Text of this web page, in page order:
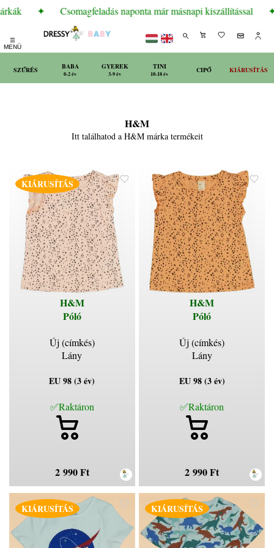
✦ Csomagfeladás naponta már másnapi kiszállítással ✦
☰
MENÜ
SZŰRÉS BABA
0-2 év
GYEREK
3-9 év
TINI
10-18 év CIPŐ KIÁRUSÍTÁS
H&M
Itt találhatod a H&M márka termékeit
KIÁRUSÍTÁS
H&M
Póló
Új (címkés)
Lány
EU 98 (3 év)
✅Raktáron
2 990 Ft
H&M
Póló
Új (címkés)
Lány
EU 98 (3 év)
✅Raktáron
2 990 Ft
KIÁRUSÍTÁS KIÁRUSÍTÁS